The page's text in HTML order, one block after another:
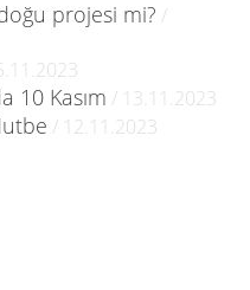
projesi mi? /
10 Kasım / 13.11.2023
/ 12.11.2023